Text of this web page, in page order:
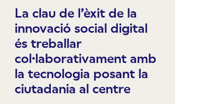
La clau de l’èxit de la
innovació social digital
és treballar
col·laborativament amb
la tecnologia posant la
ciutadania al centre